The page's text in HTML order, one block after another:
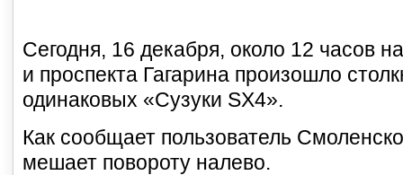
Сегодня, 16 декабря, около 12 часов
и проспекта Гагарина произошло
одинаковых «Сузуки SX4».
Как сообщает пользователь
мешает повороту налево.